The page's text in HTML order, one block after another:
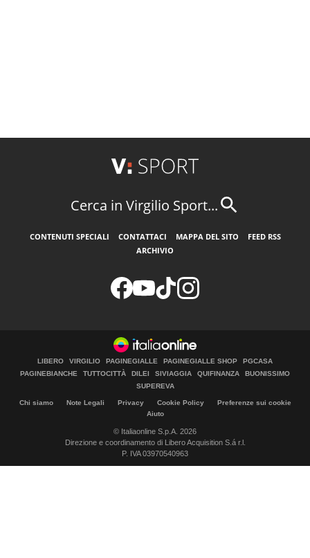
Cerca in Virgilio Sport...
CONTENUTI SPECIALI CONTATTACI MAPPA DEL SITO
FEED RSS
ARCHIVIO
LIBERO VIRGILIO PAGINEGIALLE PAGINEGIALLE SHOP
PGCASA
PAGINEBIANCHE
TUTTOCITTÀ DILEI SIVIAGGIA QUIFINANZA
BUONISSIMO
SUPEREVA
Chi siamo Note Legali Privacy Cookie Policy
Preferenze sui cookie
Aiuto
© Italiaonline S.p.A. 2026
Direzione e coordinamento di Libero Acquisition S.á r.l.
P. IVA 03970540963